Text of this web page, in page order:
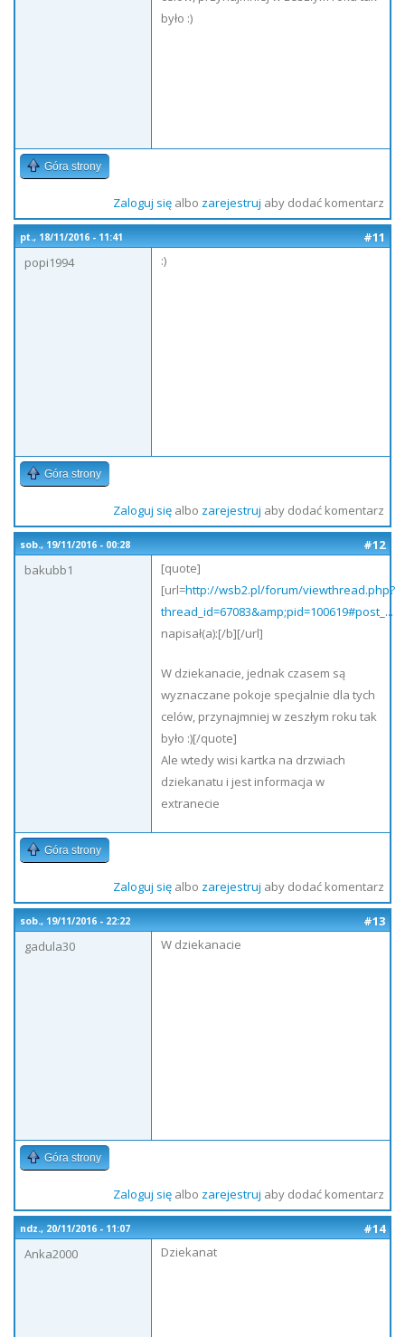
było :)
Góra strony
Zaloguj sięalbo zarejestruj aby dodać komentarz
pt., 18/11/2016 - 11:41
#11
popi1994
:)
Góra strony
Zaloguj sięalbo zarejestruj aby dodać komentarz
sob., 19/11/2016 - 00:28
#12
bakubb1
[quote]
[url=http://wsb2.pl/forum/viewthread.php?
thread_id=67083&amp;pid=100619#post_...
napisał(a):[/b][/url]
W dziekanacie, jednak czasem są
wyznaczane pokoje specjalnie dla tych
celów, przynajmniej w zeszłym roku tak
było :)[/quote]
Ale wtedy wisi kartka na drzwiach
dziekanatu i jest informacja w
extranecie
Góra strony
Zaloguj sięalbo zarejestruj aby dodać komentarz
sob., 19/11/2016 - 22:22
#13
gadula30
W dziekanacie
Góra strony
Zaloguj sięalbo zarejestruj aby dodać komentarz
ndz., 20/11/2016 - 11:07
#14
Anka2000
Dziekanat